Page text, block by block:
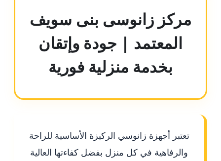
مركز زانوسى بنى سويف
المعتمد | جودة وإتقان
بخدمة منزلية فورية
تعتبر أجهزة زانوسي الركيزة الأساسية للراحة
والرفاهية في كل منزل بفضل كفاءتها العالية